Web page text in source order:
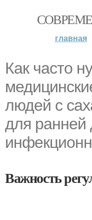
главная
Как часто
людей с
для ранней
Важность